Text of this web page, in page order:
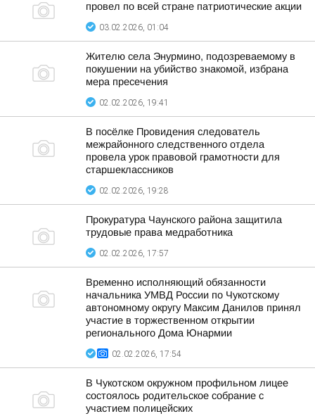
провел по всей стране патриотические акции
03.02.2026, 01:04
Жителю села Энурмино, подозреваемому в
покушении на убийство знакомой, избрана
мера пресечения
02.02.2026, 19:41
В посёлке Провидения следователь
межрайонного следственного отдела
провела урок правовой грамотности для
старшеклассников
02.02.2026, 19:28
Прокуратура Чаунского района защитила
трудовые права медработника
02.02.2026, 17:57
Временно исполняющий обязанности
начальника УМВД России по Чукотскому
автономному округу Максим Данилов принял
участие в торжественном открытии
регионального Дома Юнармии
02.02.2026, 17:54
В Чукотском окружном профильном лицее
состоялось родительское собрание с
участием полицейских